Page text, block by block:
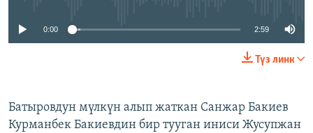
0:00 2:59
Түз линк
Батыровдун мүлкүн алып жаткан Санжар Бакиев
Курманбек Бакиевдин бир тууган иниси Жусупжан